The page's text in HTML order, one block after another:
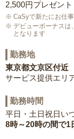
2,500円プレゼント
CaSyで新たにお仕
デビューボーナスは
となります
勤務地
東京都文京区付近
サービス提供エリ
勤務時間
平日・土日祝日い
8時～20時の間で1